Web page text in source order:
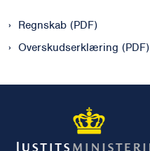
Regnskab (PDF)
Overskudserklæring (PDF)